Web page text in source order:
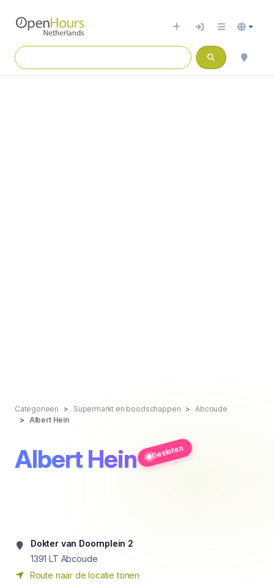
Categorieën Supermarkt en boodschappen
Abcoude
Albert Hein
Albert Hein Gesloten
Dokter van Doornplein 2
1391 LT Abcoude
Route naar de locatie tonen